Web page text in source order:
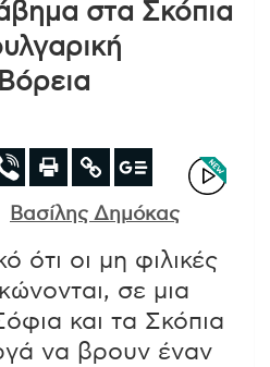
στα Σκόπια
Βασίλης Δημόκας
ότι οι μη φιλικές
σε μια
και τα Σκόπια
να βρουν έναν